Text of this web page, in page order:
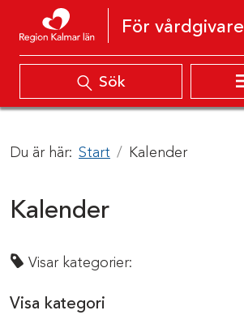
Hoppa till innehåll
För vårdgivare
Sök
Du är här: Start Kalender
Kalender
Visar kategorier:
Visa kategori